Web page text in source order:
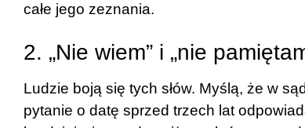
całe jego zeznania.
2. „Nie wiem” i „nie
Ludzie boją się tych słów. Myślą, że w
pytanie o datę sprzed trzech lat